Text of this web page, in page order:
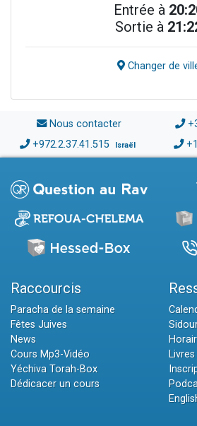
Entrée à
Sortie à
Changer de
Nous contacter
+972.2.37.41.515 Israël
Raccourcis
Paracha de la semaine
Fêtes Juives
News
Cours Mp3-Vidéo
Yéchiva Torah-Box
Dédicacer un cours